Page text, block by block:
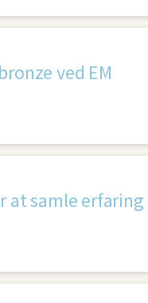
ved EM
at samle erfaring